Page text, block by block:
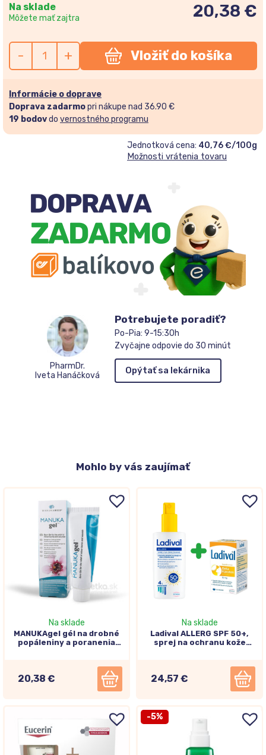
Na sklade
Môžete mať zajtra 20,38 €
- + Vložiť do košíka
Informácie o doprave
Doprava zadarmopri nákupe nad 36.90 €
19 bodovdo vernostného programu
Jednotková cena: 40,76 €/100g
Možnosti vrátenia tovaru
PharmDr.
Iveta Hanáčková
Potrebujete poradiť?
Po-Pia: 9-15:30h
Zvyčajne odpovie do 30 minút
Opýtať sa lekárnika
Mohlo by vás zaujímať
Na sklade
MANUKAgel gél na drobné
popáleniny a poranenia
20,38 €
Na sklade
Ladival ALLERG SPF 50+,
sprej na ochranu kože
24,57 €
-5%